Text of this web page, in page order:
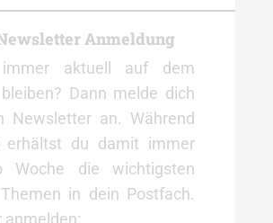
Anmeldung
aktuell auf dem
Dann melde dich
Newsletter an. Während
erhältst du damit immer
Woche die wichtigsten
in dein Postfach.
anmelden: